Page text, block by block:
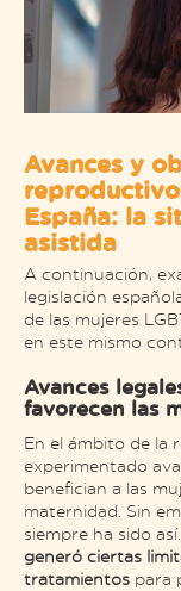
Avances y
España: la
asistida
A continuación,
legislación
de las mujeres
en este mismo
Avances
favorecen las
En el ámbito de la
experimentado
benefician a las
maternidad. Sin
siempre ha sido así.
generó ciertas
tratamientos para